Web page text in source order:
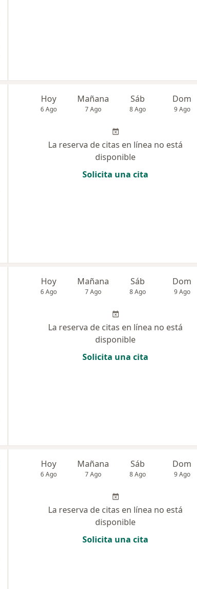
Hoy
6 Ago
Mañana
7 Ago
Sáb
8 Ago
Dom
9 Ago
La reserva de citas en línea no está
disponible
Solicita una cita
Hoy
6 Ago
Mañana
7 Ago
Sáb
8 Ago
Dom
9 Ago
La reserva de citas en línea no está
disponible
Solicita una cita
Hoy
6 Ago
Mañana
7 Ago
Sáb
8 Ago
Dom
9 Ago
La reserva de citas en línea no está
disponible
Solicita una cita